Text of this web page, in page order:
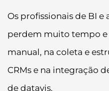
Os profissionais de BI e
perdem muito tempo
manual, na coleta e
CRMs e na integração
de datavis.